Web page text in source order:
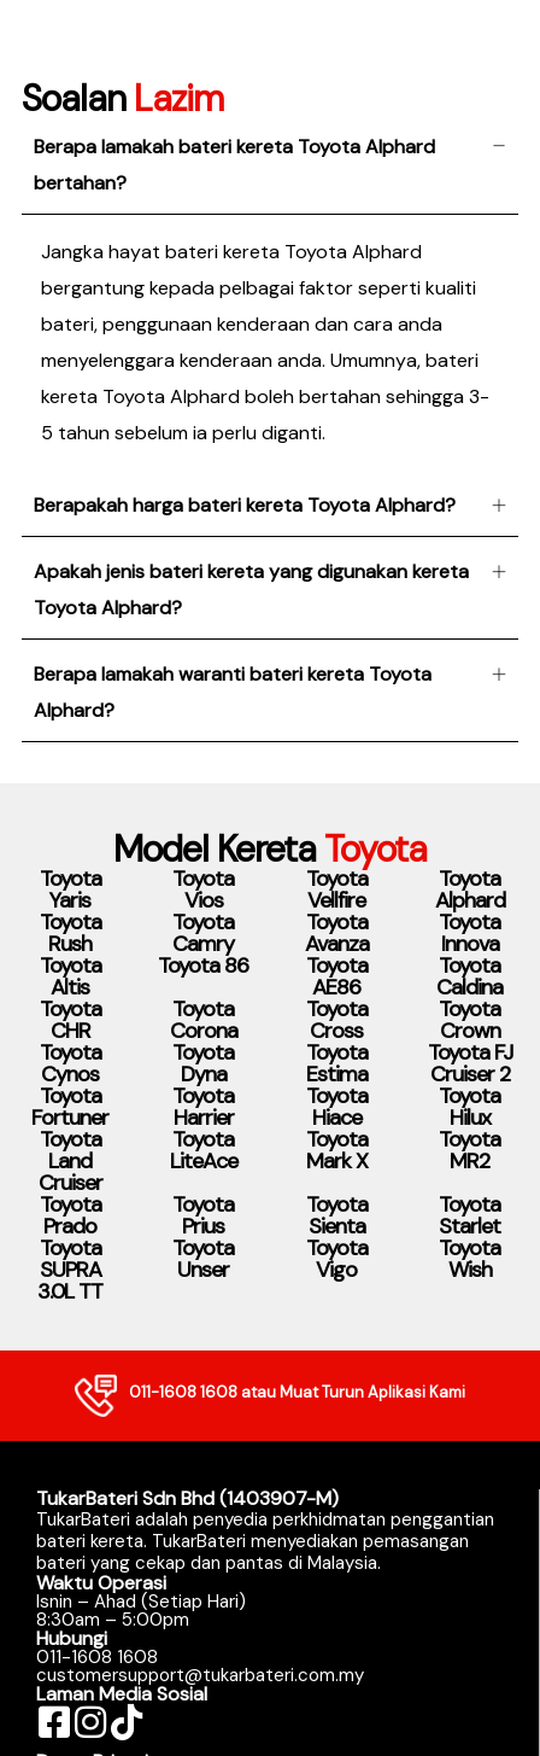
Soalan Lazim
Berapa lamakah bateri kereta Toyota Alphard
bertahan?
Jangka hayat bateri kereta Toyota Alphard
bergantung kepada pelbagai faktor seperti kualiti
bateri, penggunaan kenderaan dan cara anda
menyelenggara kenderaan anda. Umumnya, bateri
kereta Toyota Alphard boleh bertahan sehingga 3-
5 tahun sebelum ia perlu diganti.
Berapakah harga bateri kereta Toyota Alphard?
Apakah jenis bateri kereta yang digunakan kereta
Toyota Alphard?
Berapa lamakah waranti bateri kereta Toyota
Alphard?
Model KeretaToyota
Toyota
Yaris
Toyota
Vios
Toyota
Vellfire
Toyota
Alphard
Toyota
Rush
Toyota
Camry
Toyota
Avanza
Toyota
Innova
Toyota
Altis
Toyota 86 Toyota
AE86
Toyota
Caldina
Toyota
CHR
Toyota
Corona
Toyota
Cross
Toyota
Crown
Toyota
Cynos
Toyota
Dyna
Toyota
Estima
Toyota FJ
Cruiser 2
Toyota
Fortuner
Toyota
Harrier
Toyota
Hiace
Toyota
Hilux
Toyota
Land
Cruiser
Toyota
LiteAce
Toyota
Mark X
Toyota
MR2
Toyota
Prado
Toyota
Prius
Toyota
Sienta
Toyota
Starlet
Toyota
SUPRA
3.0L TT
Toyota
Unser
Toyota
Vigo
Toyota
Wish
011-1608 1608atau Muat Turun Aplikasi Kami
TukarBateri Sdn Bhd (1403907-M)
TukarBateri adalah penyedia perkhidmatan penggantian
bateri kereta. TukarBateri menyediakan pemasangan
bateri yang cekap dan pantas di Malaysia.
Waktu Operasi
Isnin – Ahad (Setiap Hari)
8:30am – 5:00pm
Hubungi
011-1608 1608
customersupport@tukarbateri.com.my
Laman Media Sosial